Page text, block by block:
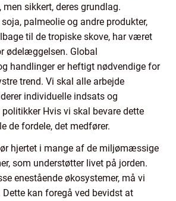
sikkert, deres grundlag.
palmeolie og andre produkter,
til de tropiske skove, har været
ødelæggelsen. Global
handlinger er heftigt nødvendige for
trend. Vi skal alle arbejde
individuelle indsats og
Hvis vi skal bevare dette
de fordele, det medfører.
hjertet i mange af de miljømæssige
som understøtter livet på jorden.
enestående økosystemer, må vi
kan foregå ved bevidst at